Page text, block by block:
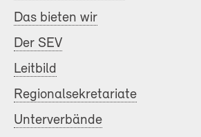
Das bieten wir
Der SEV
Leitbild
Regionalsekretariate
Unterverbände